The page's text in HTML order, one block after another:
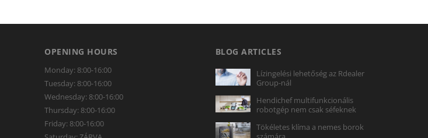
OPENING HOURS
Monday: 8:00-16:00
Tuesday: 8:00-16:00
Wednesday: 8:00-16:00
Thursday: 8:00-16:00
Friday: 8:00-16:00
BLOG ARTICLES
Lízingelési lehetőség az Rdealer
Group-nál
Hendichef multifunkcionális
robotgép nem csak séfeknek
Tökéletes klíma a nemes borok